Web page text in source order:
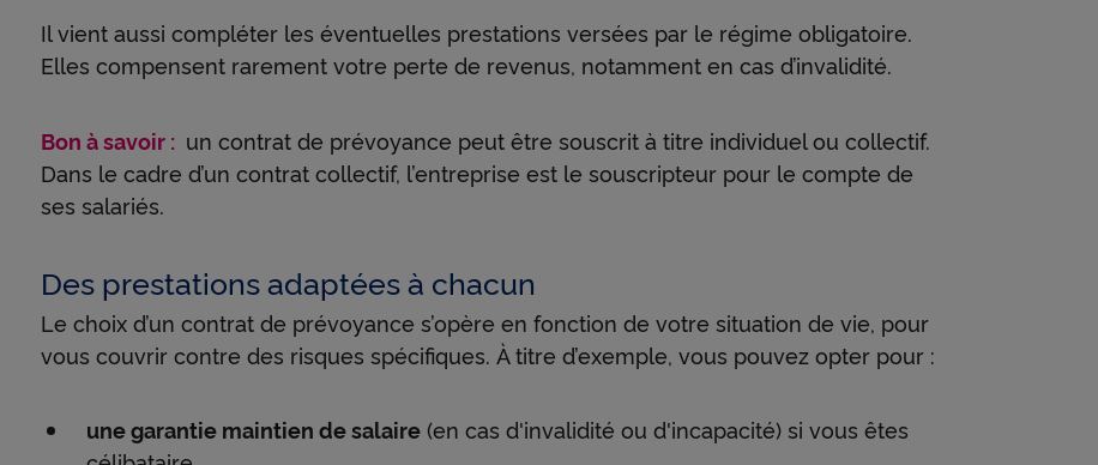
Il vient aussi compléter les éventuelles prestations versées par le régime obligatoire.
Elles compensent rarement votre perte de revenus, notamment en cas d’invalidité.
Bon à savoir : un contrat de prévoyance peut être souscrit à titre individuel ou collectif.
Dans le cadre d’un contrat collectif, l’entreprise est le souscripteur pour le compte de
ses salariés.
Des prestations adaptées à chacun
Le choix d’un contrat de prévoyance s’opère en fonction de votre situation de vie, pour
vous couvrir contre des risques spécifiques. À titre d’exemple, vous pouvez opter pour :
une garantie maintien de salaire (en cas d'invalidité ou d'incapacité) si vous êtes